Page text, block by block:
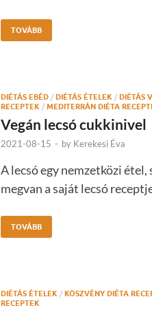
TOVÁBB
DIÉTÁS EBÉD / DIÉTÁS ÉTELEK / DIÉTÁS
RECEPTEK / MEDITERRÁN DIÉTA
Vegán lecsó cukkinivel
2021-08-15 - by Kerekesi Éva
A lecsó egy nemzetközi
megvan a saját lecsó
TOVÁBB
DIÉTÁS ÉTELEK / KÖSZVÉNY DIÉTA
RECEPTEK